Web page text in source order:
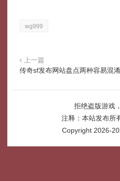
wg999
上一篇
传奇sf发布网站盘点两种容易混
拒绝盗版游戏
注释：本站发布所
Copyright 2026-